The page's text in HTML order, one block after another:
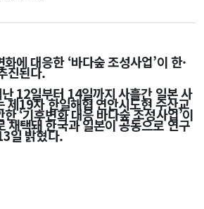
에 대응한 ‘바다숲 조성사업’이 한·
진된다.
12일부터 14일까지 사흘간 일본 사
제19차 한일해협 연안시도현 수산교
‘기후변화 대응 바다숲 조성사업’이
채택돼 한국과 일본이 공동으로 연구
일 밝혔다.